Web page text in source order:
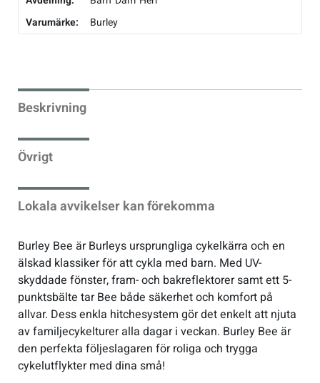
Varumärke:
Burley
Beskrivning
Övrigt
Lokala avvikelser kan förekomma
Burley Bee är Burleys ursprungliga cykelkärra och en
älskad klassiker för att cykla med barn. Med UV-
skyddade fönster, fram- och bakreflektorer samt ett 5-
punktsbälte tar Bee både säkerhet och komfort på
allvar. Dess enkla hitchesystem gör det enkelt att njuta
av familjecykelturer alla dagar i veckan. Burley Bee är
den perfekta följeslagaren för roliga och trygga
cykelutflykter med dina små!